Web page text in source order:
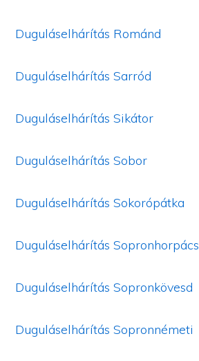
Duguláselhárítás Románd
Duguláselhárítás Sarród
Duguláselhárítás Sikátor
Duguláselhárítás Sobor
Duguláselhárítás Sokorópátka
Duguláselhárítás Sopronhorpács
Duguláselhárítás Sopronkövesd
Duguláselhárítás Sopronnémeti